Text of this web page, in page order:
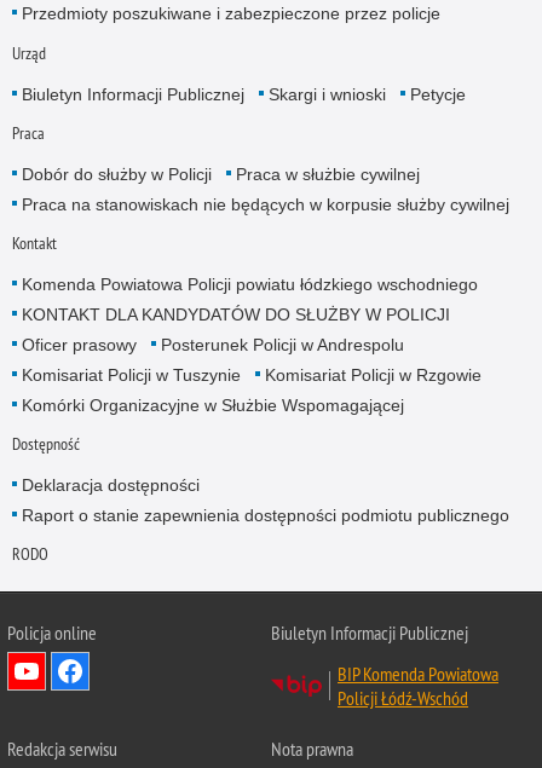
Przedmioty poszukiwane i zabezpieczone przez policje
Urząd
Biuletyn Informacji Publicznej Skargi i wnioski Petycje
Praca
Dobór do służby w Policji
Praca w służbie cywilnej
Praca na stanowiskach nie będących w korpusie służby cywilnej
Kontakt
Komenda Powiatowa Policji powiatu łódzkiego wschodniego
KONTAKT DLA KANDYDATÓW DO SŁUŻBY W POLICJI
Oficer prasowy
Posterunek Policji w Andrespolu
Komisariat Policji w Tuszynie
Komisariat Policji w Rzgowie
Komórki Organizacyjne w Służbie Wspomagającej
Dostępność
Deklaracja dostępności
Raport o stanie zapewnienia dostępności podmiotu publicznego
RODO
Policja online
Biuletyn Informacji Publicznej
BIP Komenda Powiatowa
Policji Łódź-Wschód
Redakcja serwisu
Nota prawna